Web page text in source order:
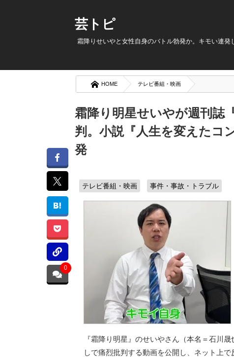
芸トピ
霜降りせいやと女性自身のバトル勃発か。キモい連
HOME テレビ番組・映画
霜降り明星せいやが週刊誌
判。小説『人生を変えたコ
発
テレビ番組・映画 事件・事故・トラブル
0
『霜降り明星』のせいやさん（本名＝石川
しで痛烈批判する動画を公開し、ネット上で